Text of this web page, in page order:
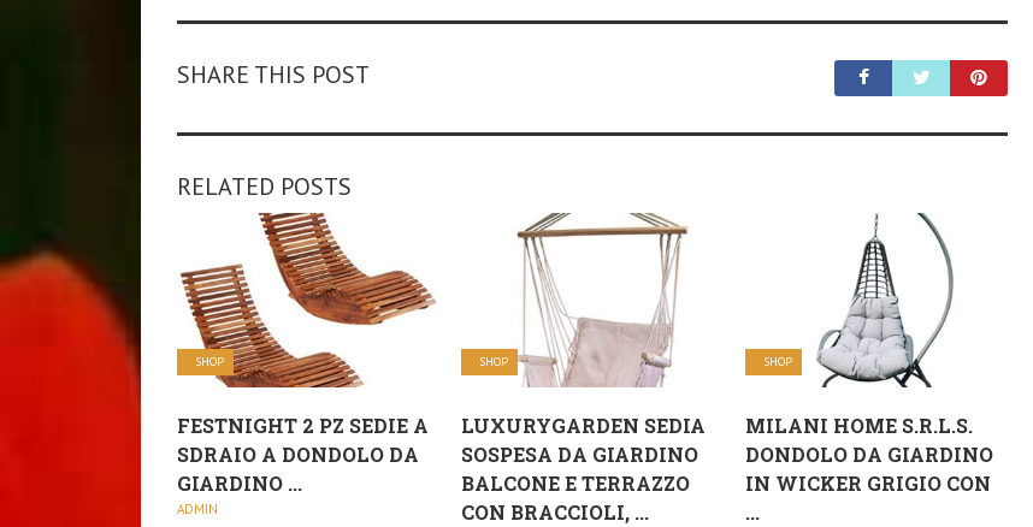
SHARE THIS POST
RELATED POSTS
SHOP
FESTNIGHT 2 PZ SEDIE A
SDRAIO A DONDOLO DA
GIARDINO ...
ADMIN
SHOP
LUXURYGARDEN SEDIA
SOSPESA DA GIARDINO
BALCONE E TERRAZZO
CON BRACCIOLI, ...
SHOP
MILANI HOME S.R.L.S.
DONDOLO DA GIARDINO
IN WICKER GRIGIO CON
...